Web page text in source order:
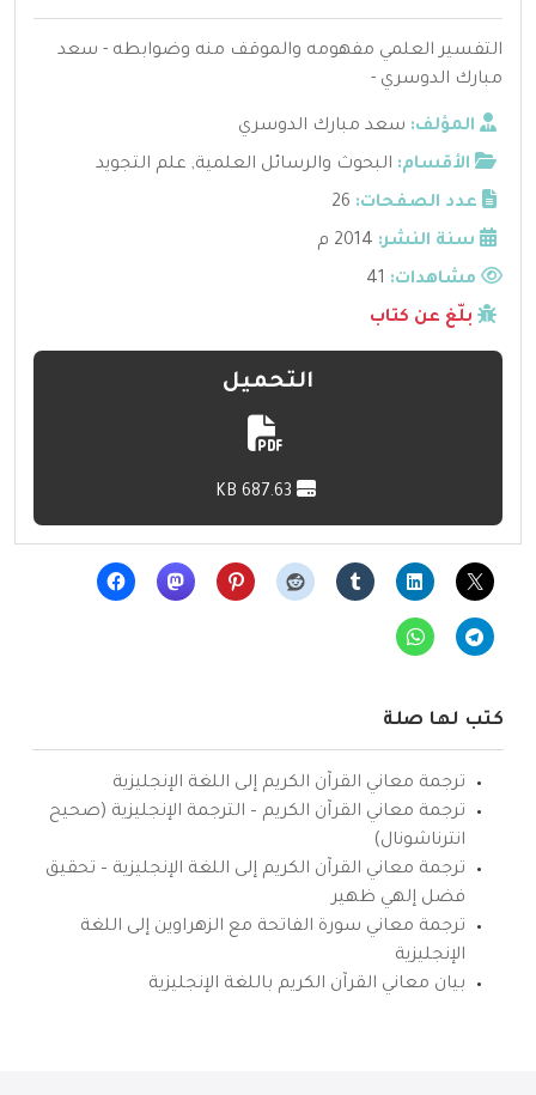
التفسير العلمي مفهومه والموقف منه وضوابطه - سعد
مبارك الدوسري -
المؤلف: سعد مبارك الدوسري
الأقسام: البحوث والرسائل العلمية, علم التجويد
عدد الصفحات: 26
سنة النشر: 2014 م
مشاهدات:
بلّغ عن كتاب
التحميل
كتب لها صلة
ترجمة معاني القرآن الكريم إلى اللغة الإنجليزية
ترجمة معاني القرآن الكريم – الترجمة الإنجليزية (صحيح
انترناشونال)
ترجمة معاني القرآن الكريم إلى اللغة الإنجليزية – تحقيق
فضل إلهي ظهير
ترجمة معاني سورة الفاتحة مع الزهراوين إلى اللغة
الإنجليزية
بيان معاني القرآن الكريم باللغة الإنجليزية